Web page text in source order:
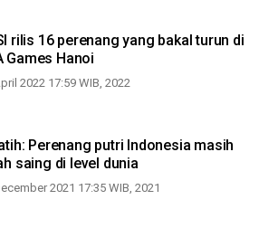
rilis 16 perenang yang bakal turun di
Games Hanoi
2022 17:59 WIB, 2022
Perenang putri Indonesia masih
saing di level dunia
2021 17:35 WIB, 2021